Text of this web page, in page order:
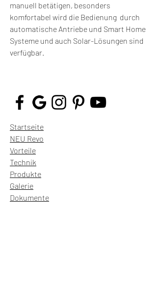
manuell betätigen, besonders
komfortabel wird die Bedienung durch
automatische Antriebe und Smart Home
Systeme und auch Solar-Lösungen sind
verfügbar.
Startseite
NEU Revo
Vorteile
Technik
Produkte
Galerie
Dokumente